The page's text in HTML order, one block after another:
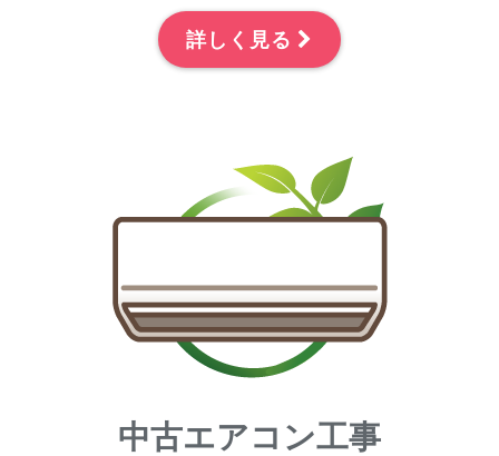
詳しく見る
中古エアコン工事